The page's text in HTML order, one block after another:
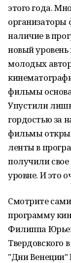
этого года.
организаторы
наличие в
новый
молодых
фильмы
Упустили
гордостью за
фильмы
ленты в
получили
уровне. И это
Смотрите
программу
Филиппа
Твердовского
"Дни Венеции"